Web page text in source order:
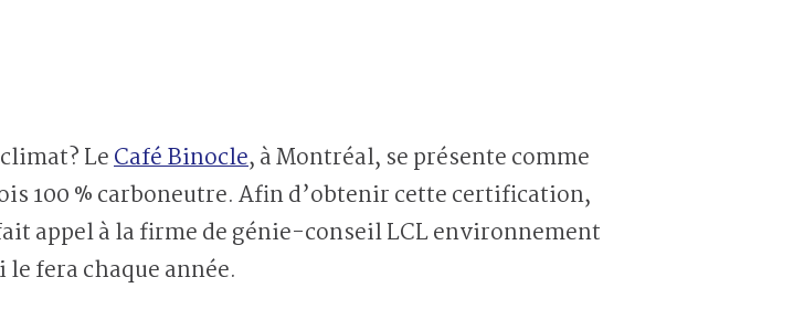
LeCafé Binocle, à Montréal, se présente comme
100 % carboneutre. Afin d’obtenir cette certification,
appel à la firme de génie-conseil LCL environnement
fera chaque année.